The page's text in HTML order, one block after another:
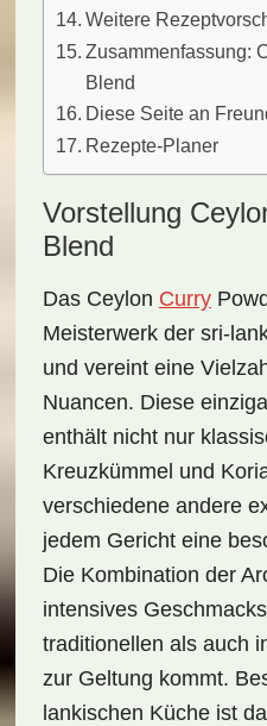
Weitere
Zusammenfassung:
Blend
Diese Seite an
Rezepte-Planer
Vorstellung
Blend
Das Ceylon Curry
Meisterwerk der sri-
und vereint eine
Nuancen. Diese
enthält nicht nur
Kreuzkümmel und
verschiedene andere
jedem Gericht eine
Die Kombination der
intensives
traditionellen als auch
zur Geltung kommt.
lankischen Küche ist